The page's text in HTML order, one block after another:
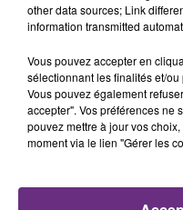
13h46
13h46
ARIANA GRANDE
other data sources; Link
information transmitted
Vous pouvez accepter en
sélectionnant les finalités et/
Vous pouvez également
accepter". Vos préférences ne
pouvez mettre à jour vos
moment via le lien "Gérer les